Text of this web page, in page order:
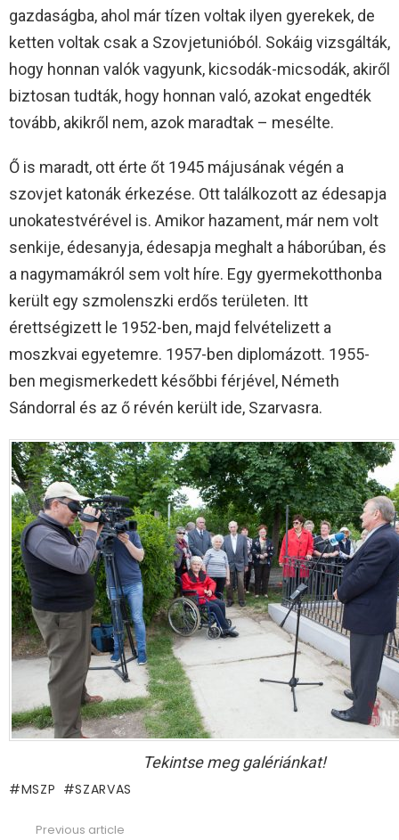
gazdaságba, ahol már tízen voltak ilyen gyerekek, de
ketten voltak csak a Szovjetunióból. Sokáig vizsgálták,
hogy honnan valók vagyunk, kicsodák-micsodák, akiről
biztosan tudták, hogy honnan való, azokat engedték
tovább, akikről nem, azok maradtak – mesélte.
Ő is maradt, ott érte őt 1945 májusának végén a
szovjet katonák érkezése. Ott találkozott az édesapja
unokatestvérével is. Amikor hazament, már nem volt
senkije, édesanyja, édesapja meghalt a háborúban, és
a nagymamákról sem volt híre. Egy gyermekotthonba
került egy szmolenszki erdős területen. Itt
érettségizett le 1952-ben, majd felvételizett a
moszkvai egyetemre. 1957-ben diplomázott. 1955-
ben megismerkedett későbbi férjével, Németh
Sándorral és az ő révén került ide, Szarvasra.
Tekintse meg galériánkat!
MSZP SZARVAS
Previous article